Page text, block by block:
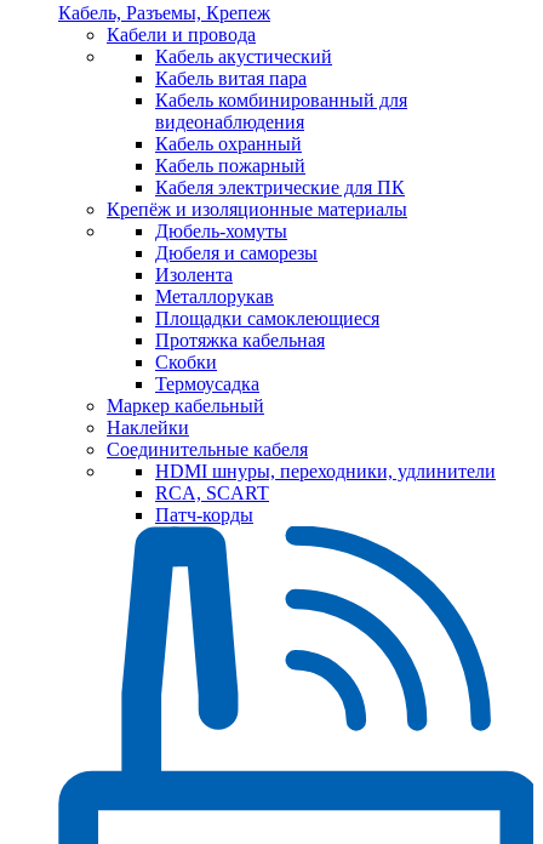
Кабель, Разъемы, Крепеж
Кабели и провода
Кабель акустический
Кабель витая пара
Кабель комбинированный для
видеонаблюдения
Кабель охранный
Кабель пожарный
Кабеля электрические для ПК
Крепёж и изоляционные материалы
Дюбель-хомуты
Дюбеля и саморезы
Изолента
Металлорукав
Площадки самоклеющиеся
Протяжка кабельная
Скобки
Термоусадка
Маркер кабельный
Наклейки
Соединительные кабеля
HDMI шнуры, переходники, удлинители
RCA, SCART
Патч-корды